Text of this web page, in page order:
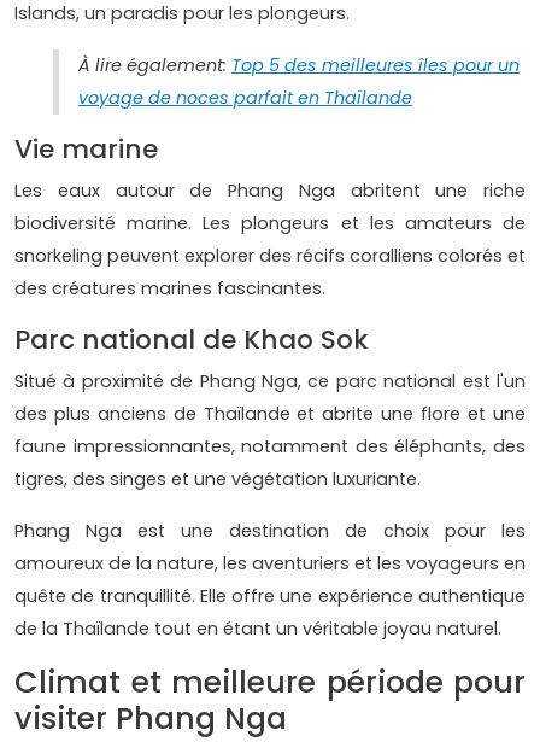
Islands, un paradis pour les plongeurs.
À lire également: Top 5 des meilleures îles pour un
voyage de noces parfait en Thaïlande
Vie marine
Les eaux autour de Phang Nga abritent une riche
biodiversité marine. Les plongeurs et les amateurs de
snorkeling peuvent explorer des récifs coralliens colorés et
des créatures marines fascinantes.
Parc national de Khao Sok
Situé à proximité de Phang Nga, ce parc national est l'un
des plus anciens de Thaïlande et abrite une flore et une
faune impressionnantes, notamment des éléphants, des
tigres, des singes et une végétation luxuriante.
Phang Nga est une destination de choix pour les
amoureux de la nature, les aventuriers et les voyageurs en
quête de tranquillité. Elle offre une expérience authentique
de la Thaïlande tout en étant un véritable joyau naturel.
Climat et meilleure période pour
visiter Phang Nga